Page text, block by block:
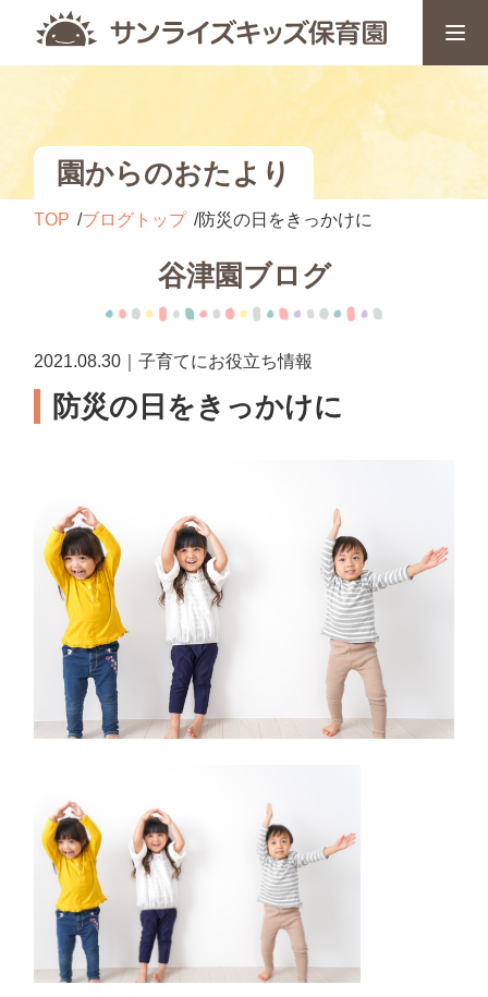
園からのおたより
TOP ブログトップ 防災の日をきっかけに
谷津園ブログ
2021.08.30｜子育てにお役立ち情報
防災の日をきっかけに